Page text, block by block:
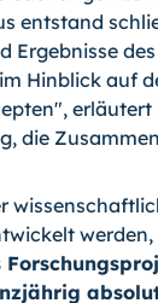
entstand
Ergebnisse
Hinblick auf
die